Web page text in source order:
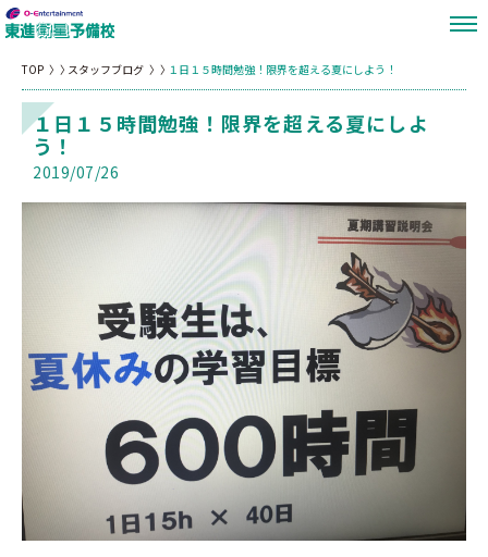
TOP スタッフブログ １日１５時間勉強！限界を超える夏にしよう！
１日１５時間勉強！限界を超える夏にしよ
う！
2019/07/26